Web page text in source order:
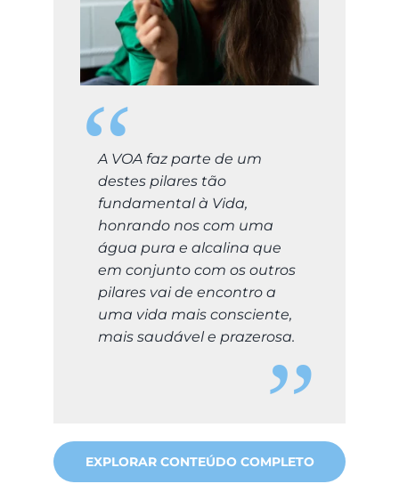
A VOA faz parte de um
destes pilares tão
fundamental à Vida,
honrando nos com uma
água pura e alcalina que
em conjunto com os outros
pilares vai de encontro a
uma vida mais consciente,
mais saudável e prazerosa.
EXPLORAR CONTEÚDO COMPLETO